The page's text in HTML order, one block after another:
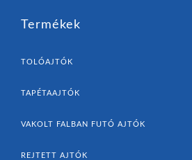
Termékek
TOLÓAJTÓK
TAPÉTAAJTÓK
VAKOLT FALBAN FUTÓ AJTÓK
REJTETT AJTÓK